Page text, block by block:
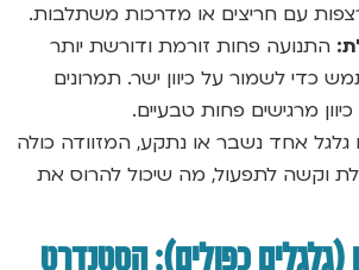
עם חריצים או מדרכות משתלבות.
התנועה פחות זורמת ודורשת יותר
לשמור על כיוון ישר. תמרונים
כיוון מרגישים פחות טבעיים.
אחד נשבר או נתקע, המזוודה כולה
וקשה לתפעול, מה שיכול להרוס את
גלגלים (גלגלים כפולים): הסטנדרט